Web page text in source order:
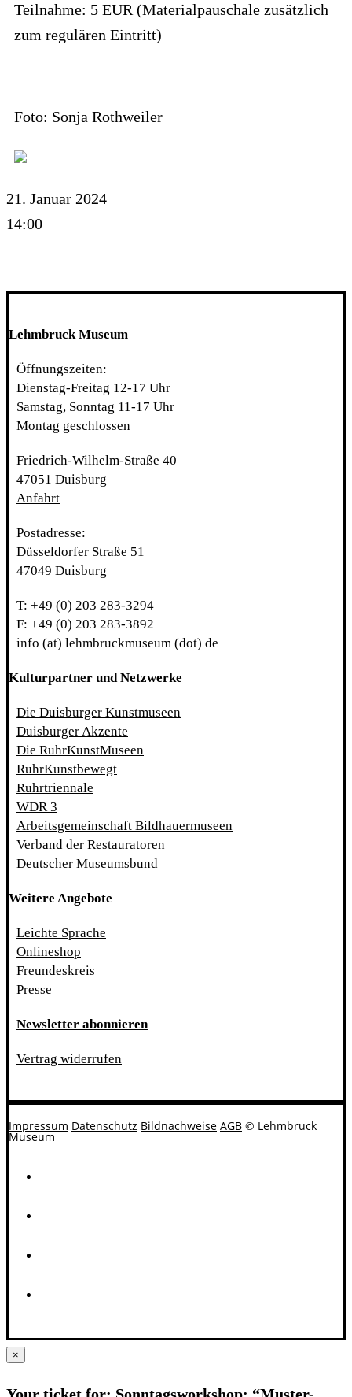
Teilnahme: 5 EUR (Materialpauschale zusätzlich
zum regulären Eintritt)
Foto: Sonja Rothweiler
21. Januar 2024
14:00
Lehmbruck Museum
Öffnungszeiten:
Dienstag-Freitag 12-17 Uhr
Samstag, Sonntag 11-17 Uhr
Montag geschlossen
Friedrich-Wilhelm-Straße 40
47051 Duisburg
Anfahrt
Postadresse:
Düsseldorfer Straße 51
47049 Duisburg
T: +49 (0) 203 283-3294
F: +49 (0) 203 283-3892
info (at) lehmbruckmuseum (dot) de
Kulturpartner und Netzwerke
Die Duisburger Kunstmuseen
Duisburger Akzente
Die RuhrKunstMuseen
RuhrKunstbewegt
Ruhrtriennale
WDR 3
Arbeitsgemeinschaft Bildhauermuseen
Verband der Restauratoren
Deutscher Museumsbund
Weitere Angebote
Leichte Sprache
Onlineshop
Freundeskreis
Presse
Newsletter abonnieren
Vertrag widerrufen
Impressum Datenschutz Bildnachweise AGB © Lehmbruck
Museum
×